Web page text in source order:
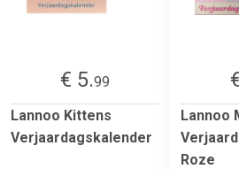
€ 5.99
Lannoo Kittens
Verjaardagskalender
Lannoo
Roze